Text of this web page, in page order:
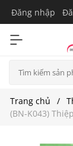
Đăng nhập
Trang chủ
(BN-K043)